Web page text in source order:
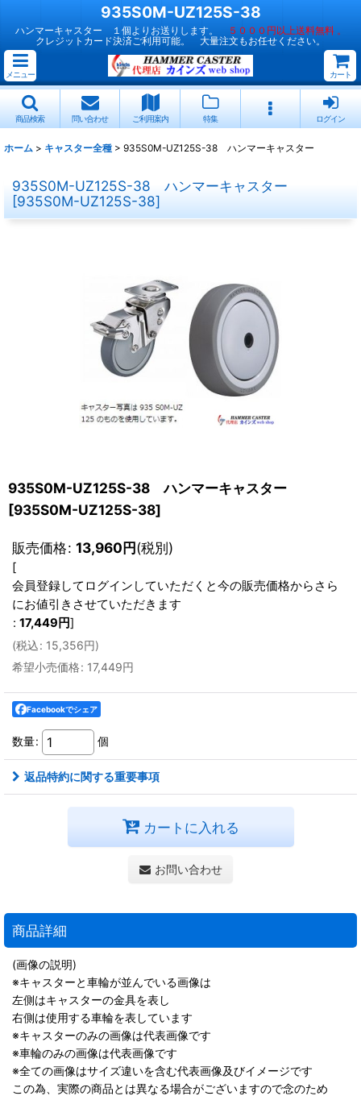
935S0M-UZ125S-38
ハンマーキャスター １個よりお送りします。
５０００円以上送料無料 。
クレジットカード決済ご利用可能。 大量注文もお任せください。
メニュー カート
商品検索 問い合わせ ご利用案内 特集 ログイン
ホーム > キャスター全種 > 935S0M-UZ125S-38 ハンマーキャスター
935S0M-UZ125S-38 ハンマーキャスター
[935S0M-UZ125S-38]
935S0M-UZ125S-38 ハンマーキャスター
[935S0M-UZ125S-38]
販売価格: 13,960円(税別)
[
会員登録してログインしていただくと今の販売価格からさら
にお値引きさせていただきます
: 17,449 円]
(税込: 15,356円)
希望小売価格: 17,449円
Facebookでシェア
数量: 個
返品特約に関する重要事項
カートに入れる
お問い合わせ
商品詳細
(画像の説明)
※キャスターと車輪が並んでいる画像は
左側はキャスターの金具を表し
右側は使用する車輪を表しています
※キャスターのみの画像は代表画像です
※車輪のみの画像は代表画像です
※全ての画像はサイズ違いを含む代表画像及びイメージです
この為、実際の商品とは異なる場合がございますので念のため